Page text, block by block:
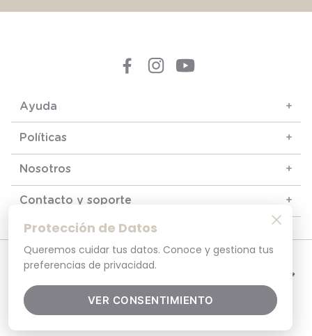
Protección de Datos
Queremos cuidar tus datos. Conoce y gestiona tus
preferencias de privacidad.
VER CONSENTIMIENTO
Ayuda +
Políticas +
Nosotros +
Contacto y soporte +
© 2025. Todos los derechos reservados
Por tu seguridad, recuerda revisar siempre en tu navegador que el sitio que
visitas sea la versión oficial. La dirección opaline.cl es la única del sitio oficial de
opaline.cl es 100% seguro.